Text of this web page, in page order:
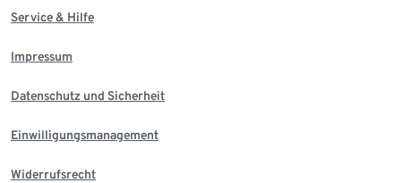
Service & Hilfe
Impressum
Datenschutz und Sicherheit
Einwilligungsmanagement
Widerrufsrecht